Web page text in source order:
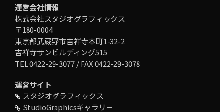
運営会社情報
株式会社スタジオグラフィックス
〒180-0004
東京都武蔵野市吉祥寺本町1-32-2
吉祥寺サンビルディング515
TEL 0422-29-3077 / FAX 0422-29-3078
運営サイト
スタジオグラフィックス
StudioGraphicsギャラリー